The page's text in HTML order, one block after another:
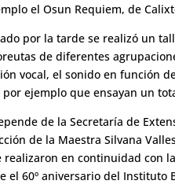
el Osun Requiem, de
por la tarde se realizó un
de diferentes
vocal, el sonido en función
ejemplo que ensayan un
de la Secretaría de
de la Maestra Silvana
realizaron en continuidad con
el 60º aniversario del Instituto